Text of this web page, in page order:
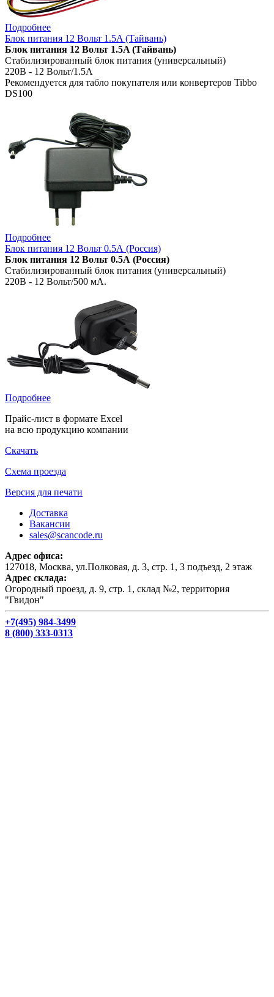
Подробнее
Блок питания 12 Вольт 1.5A (Тайвань)
Блок питания 12 Вольт 1.5A (Тайвань)
Стабилизированный блок питания (универсальный)
220В - 12 Вольт/1.5A
Рекомендуется для табло покупателя или конвертеров Tibbo
DS100
Подробнее
Блок питания 12 Вольт 0.5А (Россия)
Блок питания 12 Вольт 0.5А (Россия)
Стабилизированный блок питания (универсальный)
220В - 12 Вольт/500 мА.
Подробнее
Прайс-лист в формате Excel
на всю продукцию компании
Скачать
Схема проезда
Версия для печати
Доставка
Вакансии
sales@scancode.ru
Адрес офиса:
127018, Москва, ул.Полковая, д. 3, стр. 1, 3 подъезд, 2 этаж
Адрес склада:
Огородный проезд, д. 9, стр. 1, склад №2, территория
"Гвидон"
+7(495) 984-3499
8 (800) 333-0313